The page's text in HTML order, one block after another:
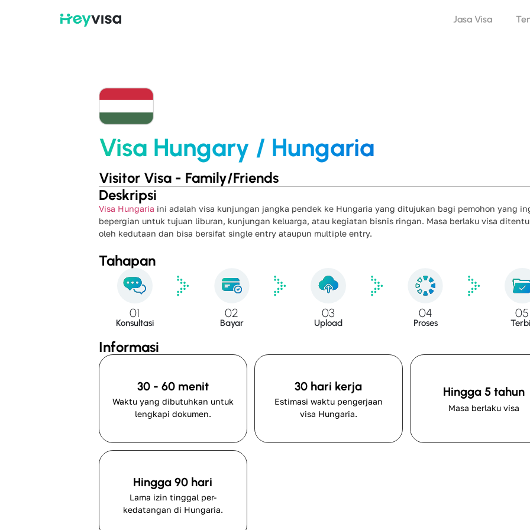
Jasa Visa
Visa Hungary / Hungaria
Visitor Visa - Family/Friends
Deskripsi
Visa Hungaria ini adalah visa kunjungan jangka pendek ke Hungaria yang ditujukan bagi pemohon yang
bepergian untuk tujuan liburan, kunjungan keluarga, atau kegiatan bisnis ringan. Masa berlaku visa
oleh kedutaan dan bisa bersifat single entry ataupun multiple entry.
Tahapan
01
Konsultasi
02
Bayar
03
Upload
04
Proses
05
Informasi
30 - 60 menit
Waktu yang dibutuhkan untuk
lengkapi dokumen.
30 hari kerja
Estimasi waktu pengerjaan
visa Hungaria.
Hingga 5 tahun
Masa berlaku visa
Hingga 90 hari
Lama izin tinggal per-
kedatangan di Hungaria.